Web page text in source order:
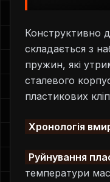
Конструктивно
складається з
пружин, які
сталевого
пластикових
Хронологія
Руйнування
температури